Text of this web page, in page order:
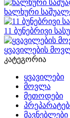
ხალხური
11 ბუნებრივი
ყვავილების
კატეგორია
ყვავილები
მოვლა
მეთოდები
მავნებლები